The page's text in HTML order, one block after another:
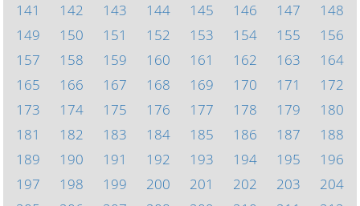
141
142 143 144 145 146 147
148
149
150 151 152 153 154 155
156
157
158 159 160 161 162 163
164
165
166 167 168 169 170 171
172
173
174 175 176 177 178 179
180
181
182 183 184 185 186 187
188
189
190 191 192 193 194 195
196
197
198 199 200 201 202 203
204